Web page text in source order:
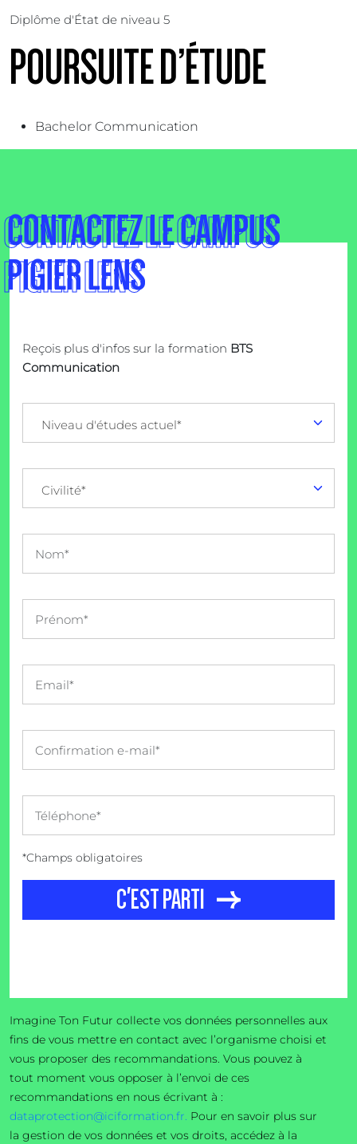
Diplôme d'État de niveau 5
POURSUITE D’ÉTUDE
Bachelor Communication
CONTACTEZ LE CAMPUS
PIGIER LENS
Reçois plus d'infos sur la formation BTS
Communication
Niveau d'études actuel*
Civilité*
*Champs obligatoires
C'EST PARTI
Imagine Ton Futur collecte vos données personnelles aux
fins de vous mettre en contact avec l’organisme choisi et
vous proposer des recommandations. Vous pouvez à
tout moment vous opposer à l’envoi de ces
recommandations en nous écrivant à :
dataprotection@iciformation.fr. Pour en savoir plus sur
la gestion de vos données et vos droits, accédez à la